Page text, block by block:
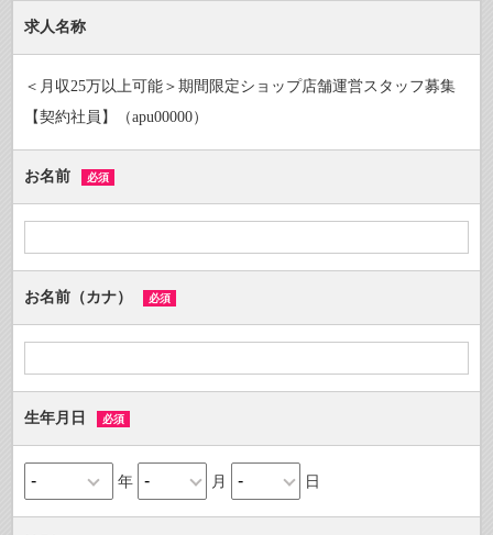
求人名称
＜月収25万以上可能＞期間限定ショップ店舗運営スタッフ募集
【契約社員】（apu00000）
お名前 必須
お名前（カナ） 必須
生年月日 必須
年 月 日